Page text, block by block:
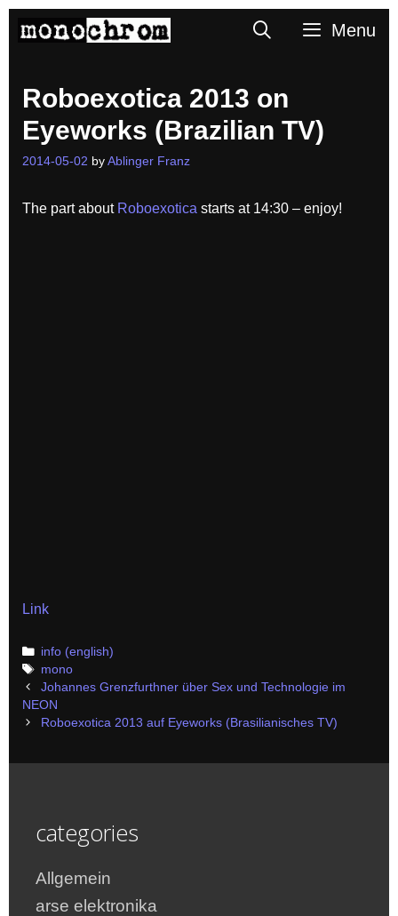
SearchMenu
Roboexotica 2013 on
Eyeworks (Brazilian TV)
2014-05-02 by Ablinger Franz
The part about Roboexotica starts at 14:30 – enjoy!
Link
Categories
info (english)
Tags
mono
Post
navigation
Johannes Grenzfurthner über Sex und Technologie im
NEON
Roboexotica 2013 auf Eyeworks (Brasilianisches TV)
categories
Allgemein
arse elektronika